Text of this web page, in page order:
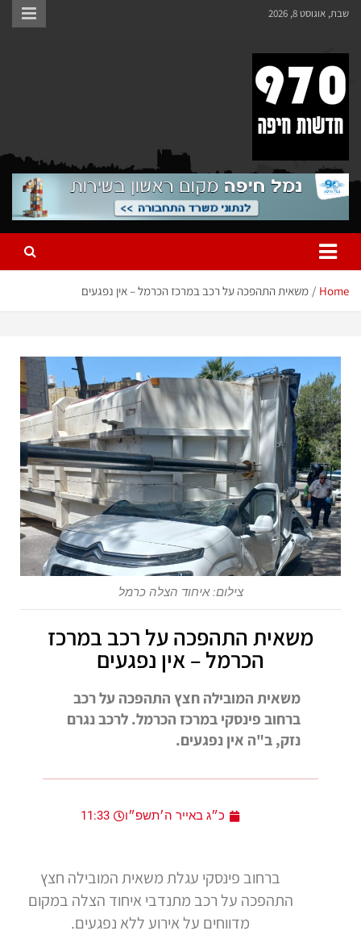
שבת, אוגוסט 8, 2026
970 חדשות חיפה
970 חדשות חיפה
Home משאית התהפכה על רכב במרכז הכרמל – אין נפגעים
צילום: איחוד הצלה כרמל
משאית התהפכה על רכב במרכז
הכרמל – אין נפגעים
משאית המובילה חצץ התהפכה על רכב
ברחוב פינסקי במרכז הכרמל. לרכב נגרם
נזק, ב"ה אין נפגעים.
כ״ג באייר ה׳תשפ״ו 11:33
ברחוב פינסקי עגלת משאית המובילה חצץ
התהפכה על רכב מתנדבי איחוד הצלה במקום
מדווחים על אירוע ללא נפגעים.